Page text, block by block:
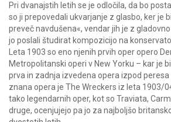
Pri dvanajstih letih se je odločila, da bo
so ji prepovedali ukvarjanje z glasbo, ker je
preveč navdušena«, vendar jih je z
jo poslali študirat kompozicijo na
Leta 1903 so eno njenih prvih oper opero
Metropolitanski operi v New Yorku – kar je
prva in zadnja izvedena opera izpod peresa
znana opera je The Wreckers iz leta 1903/
tako legendarnih oper, kot so Traviata,
druge, ocenjujejo pa jo za najboljšo